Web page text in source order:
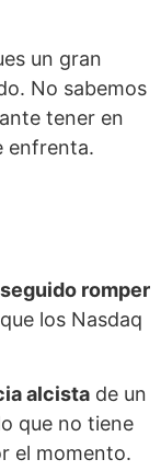
un gran
No sabemos
tener en
enfrenta.
romper
los Nasdaq
alcista de un
que no tiene
el momento.